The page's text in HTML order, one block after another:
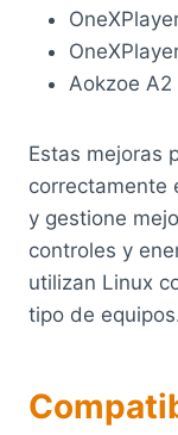
Aokzoe A2
Estas mejoras
correctamente
y gestione
controles y
utilizan Linux
tipo de